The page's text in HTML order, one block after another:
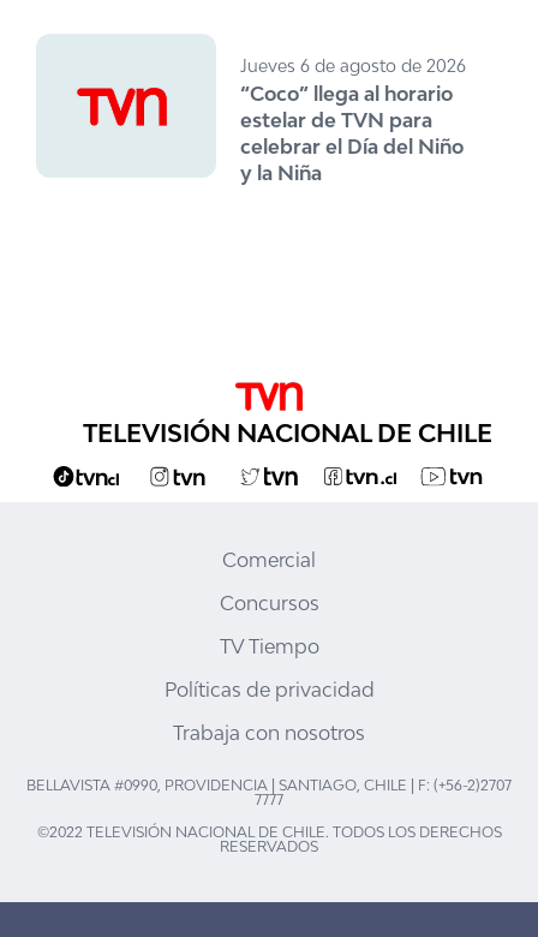
Jueves 6 de agosto de 2026
“Coco” llega al horario
estelar de TVN para
celebrar el Día del Niño
y la Niña
TELEVISIÓN NACIONAL DE CHILE
Comercial
Concursos
TV Tiempo
Políticas de privacidad
Trabaja con nosotros
BELLAVISTA #0990, PROVIDENCIA | SANTIAGO, CHILE | F: (+56-2)2707
7777
©2022 TELEVISIÓN NACIONAL DE CHILE. TODOS LOS DERECHOS
RESERVADOS